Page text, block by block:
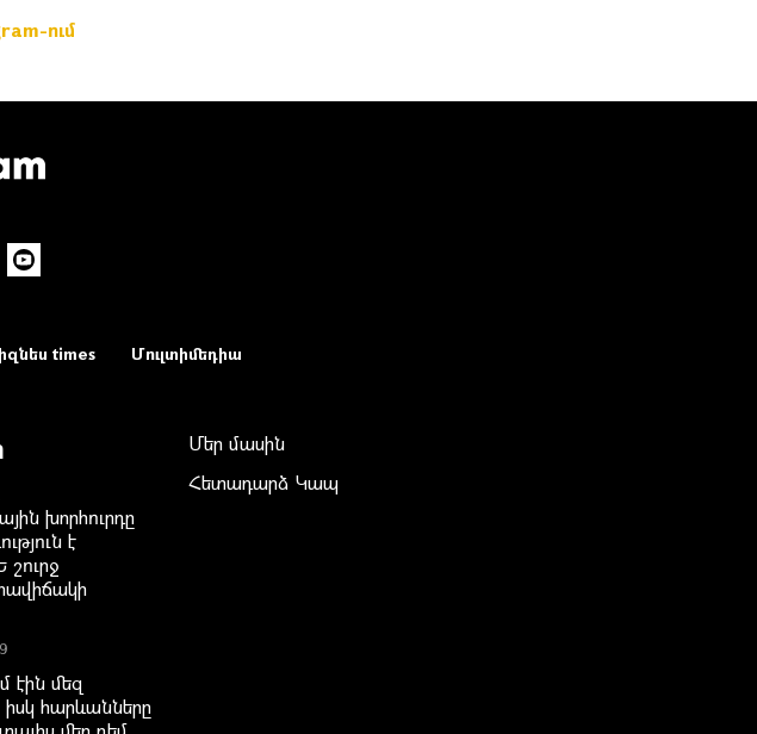
ում
times Մուլտիմեդիա
խորհուրդը
է
շուրջ
էին մեզ
հարևանները
Մեր մասին
Հետադարձ Կապ